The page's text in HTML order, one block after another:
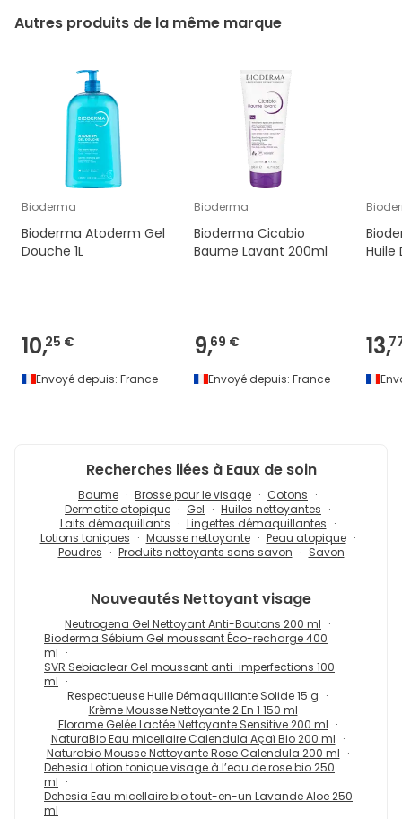
Autres produits de la même marque
Bioderma
Bioderma Atoderm Gel
Douche 1L
10,25 €
Envoyé depuis: France
Bioderma
Bioderma Cicabio
Baume Lavant 200ml
9,69 €
Envoyé depuis: France
Huile
13,
Recherches liées à Eaux de soin
Baume Brosse pour le visage
Cotons
Dermatite atopique
Gel
Huiles nettoyantes
Laits démaquillants
Lingettes démaquillantes
Lotions toniques
Mousse nettoyante
Peau atopique
Poudres
Produits nettoyants sans savon Savon
Nouveautés Nettoyant visage
Neutrogena Gel Nettoyant Anti-Boutons 200 ml
Bioderma Sébium Gel moussant Éco-recharge 400
ml
SVR Sebiaclear Gel moussant anti-imperfections 100
ml
Respectueuse Huile Démaquillante Solide 15 g
Krème Mousse Nettoyante 2 En 1 150 ml
Florame Gelée Lactée Nettoyante Sensitive 200 ml
NaturaBio Eau micellaire Calendula Açaï Bio 200 ml
Naturabio Mousse Nettoyante Rose Calendula 200 ml
Dehesia Lotion tonique visage à l’eau de rose bio 250
ml
Dehesia Eau micellaire bio tout-en-un Lavande Aloe 250
ml